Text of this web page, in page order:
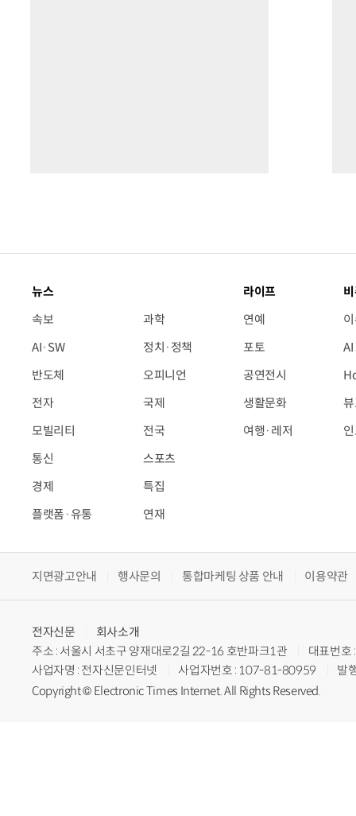
뉴스
속보
AI·SW
반도체
전자
모빌리티
통신
경제
플랫폼·유통
과학
정치·정책
오피니언
국제
전국
스포츠
특집
연재
라이프
연예
포토
공연전시
생활문화
여행·레저
지면광고안내 행사문의 통합마케팅 상품 안내 이용약관
전자신문
회사소개
주소 : 서울시 서초구 양재대로2길 22-16 호반파크1관
대표번
사업자명 : 전자신문인터넷
사업자번호 : 107-81-80959
발
Copyright © Electronic Times Internet. All Rights Reserved.